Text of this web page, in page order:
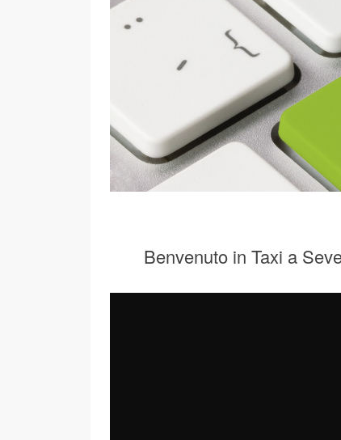
Benvenuto in Taxi a